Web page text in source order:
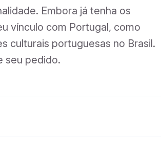
Embora já tenha os
vínculo com Portugal, como
culturais portuguesas no Brasil.
seu pedido.